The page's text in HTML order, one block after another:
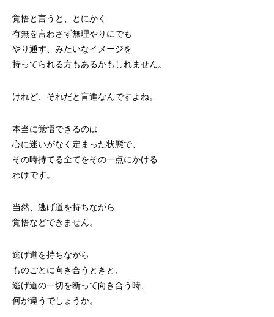
覚悟と言うと、とにかく
有無を言わさず無理やりにでも
やり通す、みたいなイメージを
持ってられる方もあるかもしれません。
けれど、それだと盲進なんですよね。
本当に覚悟できるのは
心に迷いがなく定まった状態で、
その時持てる全てをその一点にかける
わけです。
当然、逃げ道を持ちながら
覚悟などできません。
逃げ道を持ちながら
ものごとに向き合うときと、
逃げ道の一切を断って向き合う時、
何が違うでしょうか。